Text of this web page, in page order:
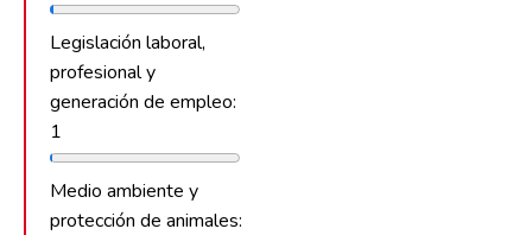
Legislación laboral,
profesional y
generación de empleo:
1
Medio ambiente y
protección de animales: